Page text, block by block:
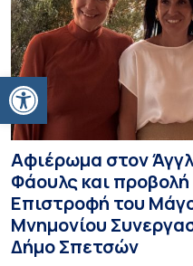
Ανοίξτε τη γραμμή εργαλείων
Αφιέρωμα στον
Φάουλς και
Επιστροφή του
Μνημονίου
Δήμο Σπετσών